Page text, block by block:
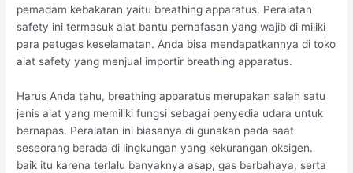
pemadam kebakaran yaitu breathing apparatus. Peralatan
safety ini termasuk alat bantu pernafasan yang wajib di miliki
para petugas keselamatan. Anda bisa mendapatkannya di toko
alat safety yang menjual importir breathing apparatus.
Harus Anda tahu, breathing apparatus merupakan salah satu
jenis alat yang memiliki fungsi sebagai penyedia udara untuk
bernapas. Peralatan ini biasanya di gunakan pada saat
seseorang berada di lingkungan yang kekurangan oksigen.
baik itu karena terlalu banyaknya asap, gas berbahaya, serta